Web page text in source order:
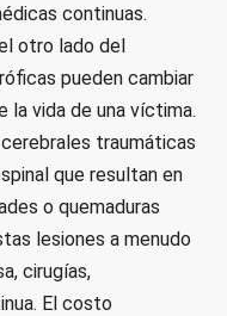
continuas.
otro lado del
pueden cambiar
la vida de una víctima.
traumáticas
que resultan en
o quemaduras
lesiones a menudo
cirugías,
El costo